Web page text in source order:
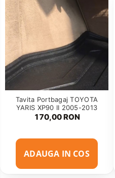
Tavita Portbagaj TOYOTA
YARIS XP90 II 2005-2013
170,00 RON
ADAUGA IN COS